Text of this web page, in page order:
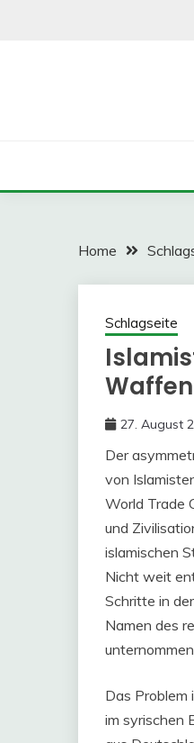
Home
Schlagseite
Waffen
27. August
Der
von
World Trade
und
islamischen
Nicht weit
Schritte in
Namen des
Das Problem
im syrischen